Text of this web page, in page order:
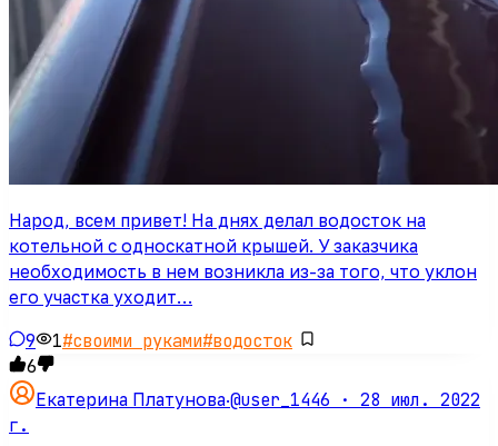
Народ, всем привет! На днях делал водосток на
котельной с односкатной крышей. У заказчика
необходимость в нем возникла из-за того, что уклон
его участка уходит…
9 1#своими руками#водосток
6
Екатерина Платунова·@user_1446 · 28 июл. 2022
г.